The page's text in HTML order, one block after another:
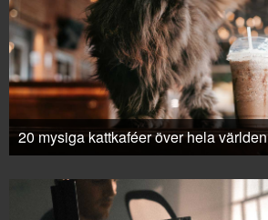
20 mysiga kattkaféer över hela världen